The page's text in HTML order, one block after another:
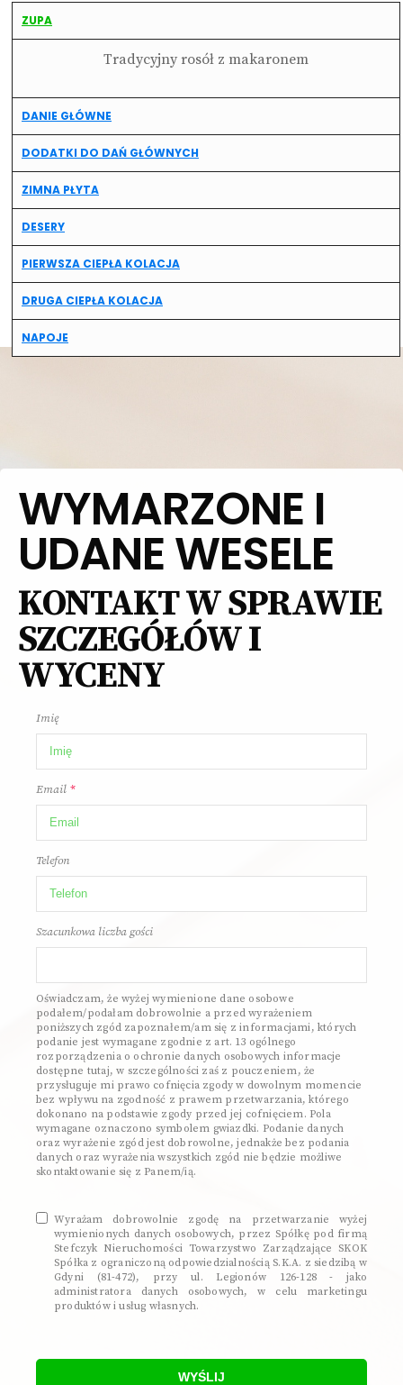
ZUPA
Tradycyjny rosół z makaronem
DANIE GŁÓWNE
DODATKI DO DAŃ GŁÓWNYCH
ZIMNA PŁYTA
DESERY
PIERWSZA CIEPŁA KOLACJA
DRUGA CIEPŁA KOLACJA
NAPOJE
WYMARZONE I
UDANE WESELE
KONTAKT W SPRAWIE
SZCZEGÓŁÓW I
WYCENY
Imię
Email
Telefon
Szacunkowa liczba gości
Oświadczam, że wyżej wymienione dane osobowe
podałem/podałam dobrowolnie a przed wyrażeniem
poniższych zgód zapoznałem/am się z informacjami, których
podanie jest wymagane zgodnie z art. 13 ogólnego
rozporządzenia o ochronie danych osobowych informacje
dostępne tutaj, w szczególności zaś z pouczeniem, że
przysługuje mi prawo cofnięcia zgody w dowolnym momencie
bez wpływu na zgodność z prawem przetwarzania, którego
dokonano na podstawie zgody przed jej cofnięciem. Pola
wymagane oznaczono symbolem gwiazdki. Podanie danych
oraz wyrażenie zgód jest dobrowolne, jednakże bez podania
danych oraz wyrażenia wszystkich zgód nie będzie możliwe
skontaktowanie się z Panem/ią.
Wyrażam dobrowolnie zgodę na przetwarzanie wyżej
wymienionych danych osobowych, przez Spółkę pod firmą
Stefczyk Nieruchomości Towarzystwo Zarządzające SKOK
Spółka z ograniczoną odpowiedzialnością S.K.A. z siedzibą w
Gdyni (81-472), przy ul. Legionów 126-128 - jako
administratora danych osobowych, w celu marketingu
produktów i usług własnych.
WYŚLIJ